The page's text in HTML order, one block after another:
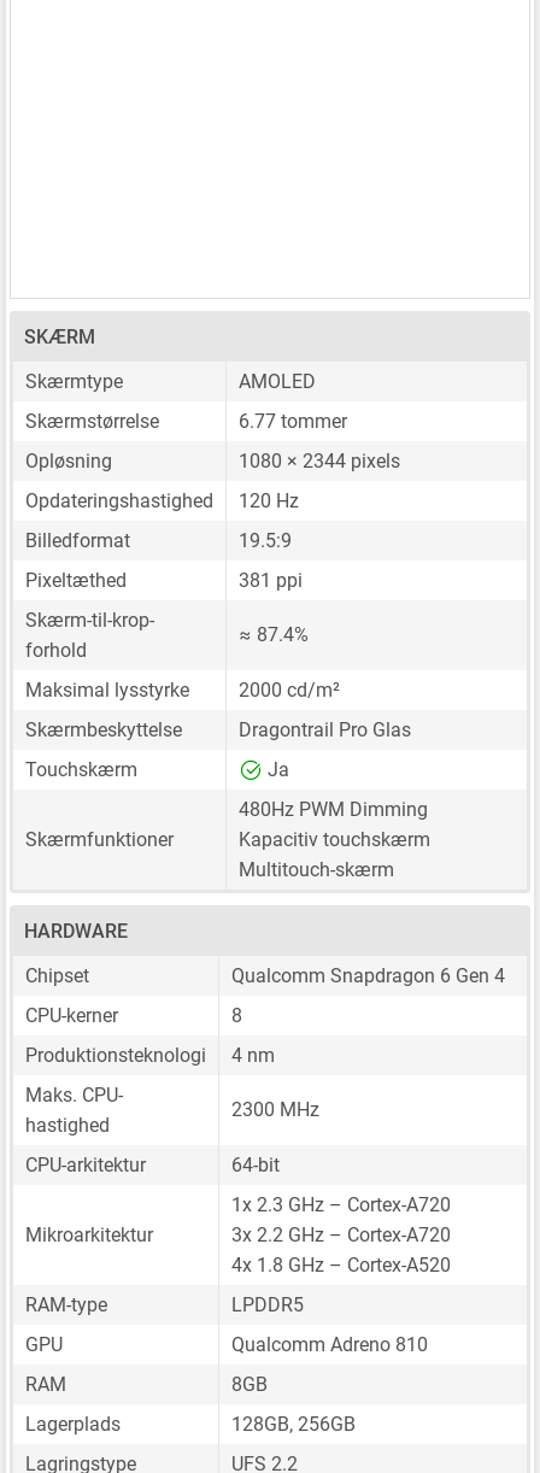
SKÆRM
Skærmtype
AMOLED
Skærmstørrelse
6.77 tommer
Opløsning
1080 × 2344 pixels
Opdateringshastighed
120 Hz
Billedformat
19.5:9
Pixeltæthed
381 ppi
Skærm-til-krop-
forhold
≈ 87.4%
Maksimal lysstyrke
2000 cd/m²
Skærmbeskyttelse
Dragontrail Pro Glas
Touchskærm
Ja
Skærmfunktioner
480Hz PWM Dimming
Kapacitiv touchskærm
Multitouch-skærm
HARDWARE
Chipset
Qualcomm Snapdragon 6 Gen 4
CPU-kerner
8
Produktionsteknologi
4 nm
Maks. CPU-
hastighed
2300 MHz
CPU-arkitektur 64-bit
Mikroarkitektur
1x 2.3 GHz – Cortex-A720
3x 2.2 GHz – Cortex-A720
4x 1.8 GHz – Cortex-A520
RAM-type
LPDDR5
GPU
Qualcomm Adreno 810
RAM
8GB
Lagerplads
128GB, 256GB
Lagringstype
UFS 2.2